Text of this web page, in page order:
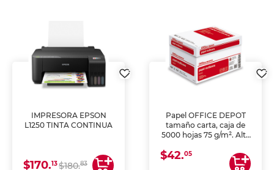
IMPRESORA EPSON
L1250 TINTA CONTINUA
$170.13$180.83
Papel OFFICE DEPOT
tamaño carta, caja de
5000 hojas 75 g/m². Alta
impresoras láser e inkjet.
Ideal para impresión de
$42.05